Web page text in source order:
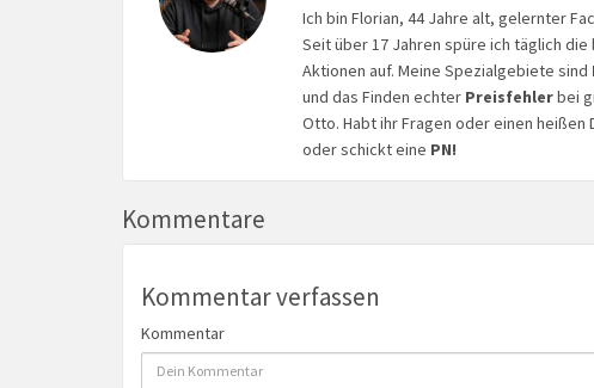
Ich bin Florian, 44 Jahre alt, gelernter
Seit über 17 Jahren spüre ich täglich
Aktionen auf. Meine Spezialgebiete sind
und das Finden echterPreisfehlerbei
Otto. Habt ihr Fragen oder einen heißen
oder schickt eine PN!
Kommentare
Kommentar verfassen
Kommentar